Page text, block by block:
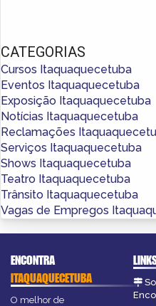
CATEGORIAS
Cursos Itaquaquecetuba
Eventos Itaquaquecetuba
Exposição Itaquaquecetuba
Notícias Itaquaquecetuba
Reclamações
Serviços Itaquaquecetuba
Shows Itaquaquecetuba
Teatro Itaquaquecetuba
Trânsito Itaquaquecetuba
Vagas de Empregos
ENCONTRA
ITAQUAQUECETUBA
O melhor de